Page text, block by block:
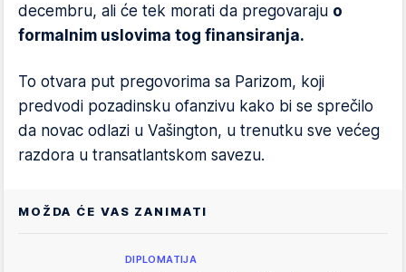
decembru, ali će tek morati da pregovaraju o
formalnim uslovima tog finansiranja.
To otvara put pregovorima sa Parizom, koji
predvodi pozadinsku ofanzivu kako bi se sprečilo
da novac odlazi u Vašington, u trenutku sve većeg
razdora u transatlantskom savezu.
MOŽDA ĆE VAS ZANIMATI
DIPLOMATIJA